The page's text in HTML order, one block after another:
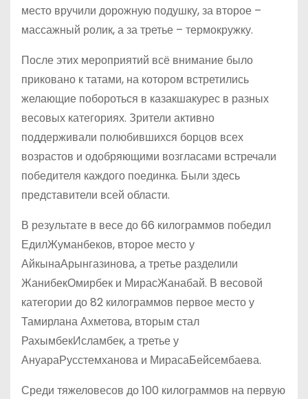
место вручили дорожную подушку, за второе –
массажный ролик, а за третье – термокружку.
После этих мероприятий всё внимание было
приковано к татами, на котором встретились
желающие побороться в казакшакурес в разных
весовых категориях. Зрители активно
поддерживали полюбившихся борцов всех
возрастов и одобряющими возгласами встречали
победителя каждого поединка. Были здесь
представители всей области.
В результате в весе до 66 килограммов победил
ЕдилЖуманбеков, второе место у
АйкынаАрынгазинова, а третье разделили
ЖанибекОмирбек и МирасЖанабай. В весовой
категории до 82 килограммов первое место у
Тамирлана Ахметова, вторым стал
РахымбекИсламбек, а третье у
АнуараРусстемханова и МирасаБейсембаева.
Среди тяжеловесов до 100 килограммов на первую